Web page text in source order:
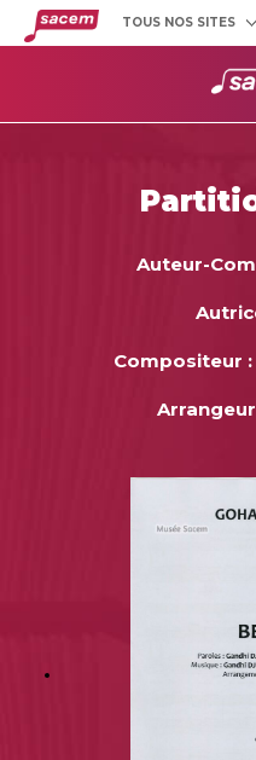
TOUS NOS SITES
des œuvresAuteur-
Compositeur :